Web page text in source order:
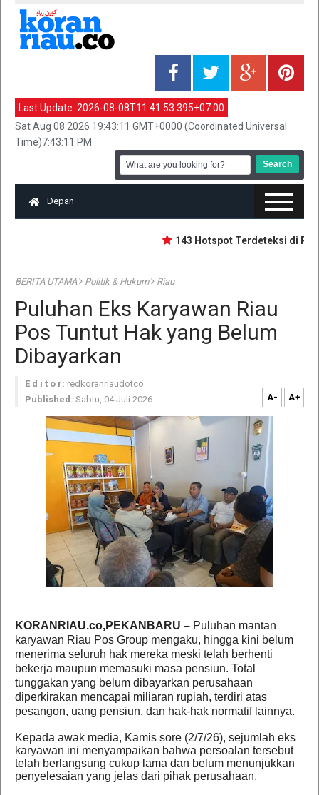
Last Update: 2026-08-08T11:41:53.395+07:00
Sat Aug 08 2026 19:43:11 GMT+0000 (Coordinated Universal
Time)7:43:11 PM
Depan
143 Hotspot Terdeteksi di Riau,
BERITA UTAMA Politik & Hukum Riau
Puluhan Eks Karyawan Riau
Pos Tuntut Hak yang Belum
Dibayarkan
E d i t o r: redkoranriaudotco
Published: Sabtu, 04 Juli 2026 A- A+
KORANRIAU.co,PEKANBARU – Puluhan mantan
karyawan Riau Pos Group mengaku, hingga kini belum
menerima seluruh hak mereka meski telah berhenti
bekerja maupun memasuki masa pensiun. Total
tunggakan yang belum dibayarkan perusahaan
diperkirakan mencapai miliaran rupiah, terdiri atas
pesangon, uang pensiun, dan hak-hak normatif lainnya.
Kepada awak media, Kamis sore (2/7/26), sejumlah eks
karyawan ini menyampaikan bahwa persoalan tersebut
telah berlangsung cukup lama dan belum menunjukkan
penyelesaian yang jelas dari pihak perusahaan.